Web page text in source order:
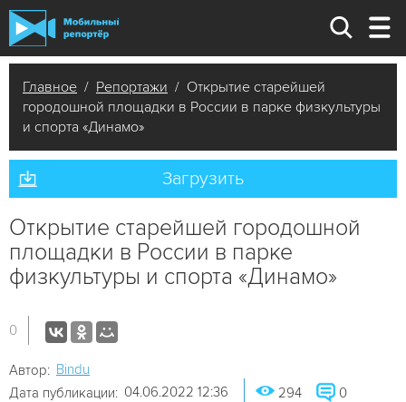
Главное / Репортажи / Открытие старейшей
городошной площадки в России в парке физкультуры
и спорта «Динамо»
Загрузить
Открытие старейшей городошной
площадки в России в парке
физкультуры и спорта «Динамо»
0
Автор: Bindu
Дата публикации: 04.06.2022 12:36 294 0